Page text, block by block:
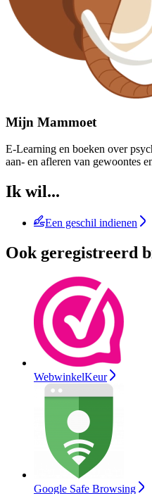
Mijn Mammoet
E-Learning en boeken over
aan- en afleren van gewoontes
Ik wil...
Een geschil indienen
Ook geregistreerd
WebwinkelKeur
Google Safe Browsing